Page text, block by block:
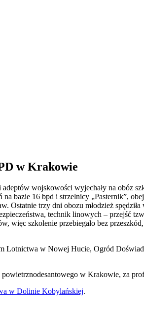
w Krakowie
wojskowości wyjechały na obóz
bazie 16 bpd i strzelnicy „Pasternik”,
Ostatnie trzy dni obozu młodzież
technik linowych – przejść
więc szkolenie przebiegało bez
Lotnictwa w Nowej Hucie, Ogród
w Krakowie, za
w Dolinie Kobylańskiej.